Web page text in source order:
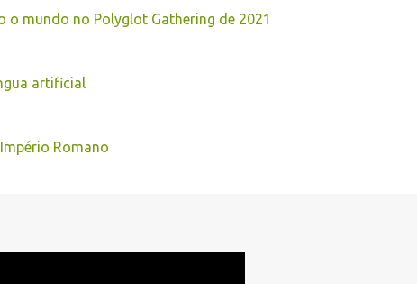
o mundo no Polyglot Gathering de 2021
artificial
Romano